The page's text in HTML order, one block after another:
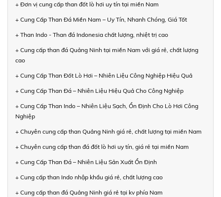
+ Đơn vị cung cấp than đốt lò hơi uy tín tại miền Nam
+ Cung Cấp Than Đá Miền Nam – Uy Tín, Nhanh Chóng, Giá Tốt
+ Than Indo - Than đá Indonesia chất lượng, nhiệt trị cao
+ Cung cấp than đá Quảng Ninh tại miền Nam với giá rẻ, chất lượng
cao
+ Cung Cấp Than Đốt Lò Hơi – Nhiên Liệu Công Nghiệp Hiệu Quả
+ Cung Cấp Than Đá – Nhiên Liệu Hiệu Quả Cho Công Nghiệp
+ Cung Cấp Than Indo – Nhiên Liệu Sạch, Ổn Định Cho Lò Hơi Công
Nghiệp
+ Chuyên cung cấp than Quảng Ninh giá rẻ, chất lượng tại miền Nam
+ Chuyên cung cấp than đá đốt lò hơi uy tín, giá rẻ tại miền Nam
+ Cung Cấp Than Đá – Nhiên Liệu Sản Xuất Ổn Định
+ Cung cấp than Indo nhập khẩu giá rẻ, chất lượng cao
+ Cung cấp than đá Quảng Ninh giá rẻ tại kv phía Nam